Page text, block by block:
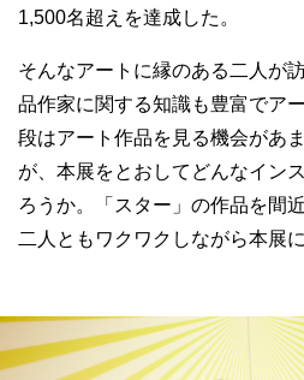
1,500名超えを達成した。
そんなアートに縁のある二人が
品作家に関する知識も豊富でア
段はアート作品を見る機会があ
が、本展をとおしてどんなイン
ろうか。「スター」の作品を間
二人ともワクワクしながら本展に